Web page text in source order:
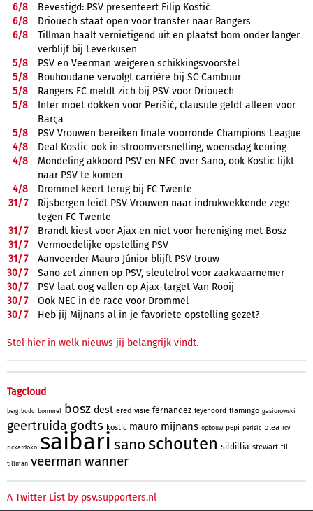
6/8
Bevestigd: PSV presenteert Filip Kostić
6/8
Driouech staat open voor transfer naar Rangers
6/8
Tillman haalt vernietigend uit en plaatst bom onder langer
verblijf bij Leverkusen
5/8
PSV en Veerman weigeren schikkingsvoorstel
5/8
Bouhoudane vervolgt carrière bij SC Cambuur
5/8
Rangers FC meldt zich bij PSV voor Driouech
5/8
Inter moet dokken voor Perišić, clausule geldt alleen voor
Barça
5/8
PSV Vrouwen bereiken finale voorronde Champions League
4/8
Deal Kostic ook in stroomversnelling, woensdag keuring
4/8
Mondeling akkoord PSV en NEC over Sano, ook Kostic lijkt
naar PSV te komen
4/8
Drommel keert terug bij FC Twente
31/7
Rijsbergen leidt PSV Vrouwen naar indrukwekkende zege
tegen FC Twente
31/7
Brandt kiest voor Ajax en niet voor hereniging met Bosz
31/7
Vermoedelijke opstelling PSV
31/7
Aanvoerder Mauro Júnior blijft PSV trouw
30/7
Sano zet zinnen op PSV, sleutelrol voor zaakwaarnemer
30/7
PSV laat oog vallen op Ajax-target Van Rooij
30/7
Ook NEC in de race voor Drommel
30/7 Heb jij Mijnans al in je favoriete opstelling gezet?
Stel hier in welk nieuws jij belangrijk vindt.
Tagcloud
berg bodo bommel bosz dest eredivisie fernandez feyenoord flamingo gasiorowski
geertruida godts kostic mauro mijnans opbouw pepi perisic plea rcv
rickardoko saibari sanoschouten sildillia stewart til
tillman veerman wanner
A Twitter List by psv.supporters.nl